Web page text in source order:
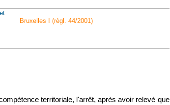
Bruxelles I (règl. 44/2001)
territoriale, l'arrêt, après avoir relevé que